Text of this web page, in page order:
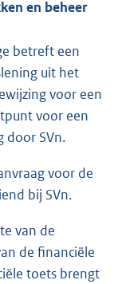
en beheer
betreft een
uit het
voor een
voor een
door SVn.
voor de
bij SVn.
van de
de financiële
toets brengt